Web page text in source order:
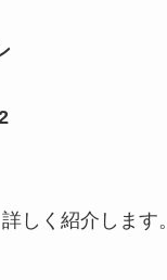
しく紹介します。